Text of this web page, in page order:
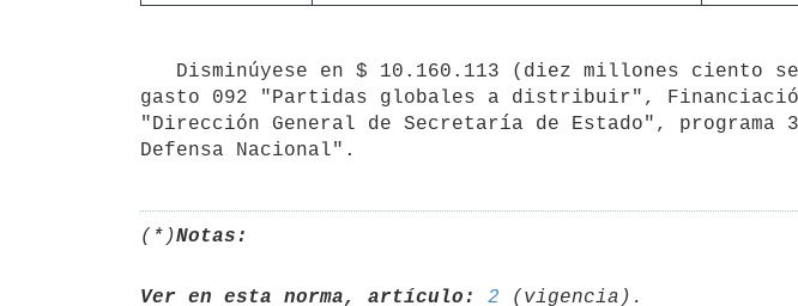
gasto 092 "Partidas globales a distribuir",
"Dirección General de Secretaría de Estado",
(*)Notas:
Ver en esta norma, artículo: 2